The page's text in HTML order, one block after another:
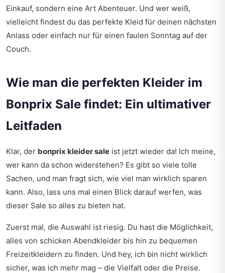
Einkauf, sondern eine Art Abenteuer. Und wer weiß,
vielleicht findest du das perfekte Kleid für deinen nächsten
Anlass oder einfach nur für einen faulen Sonntag auf der
Couch.
Wie man die perfekten Kleider im
Bonprix Sale findet: Ein ultimativer
Leitfaden
Klar, der bonprix kleider sale ist jetzt wieder da! Ich meine,
wer kann da schon widerstehen? Es gibt so viele tolle
Sachen, und man fragt sich, wie viel man wirklich sparen
kann. Also, lass uns mal einen Blick darauf werfen, was
dieser Sale so alles zu bieten hat.
Zuerst mal, die Auswahl ist riesig. Du hast die Möglichkeit,
alles von schicken Abendkleider bis hin zu bequemen
Freizeitkleidern zu finden. Und hey, ich bin nicht wirklich
sicher, was ich mehr mag – die Vielfalt oder die Preise.